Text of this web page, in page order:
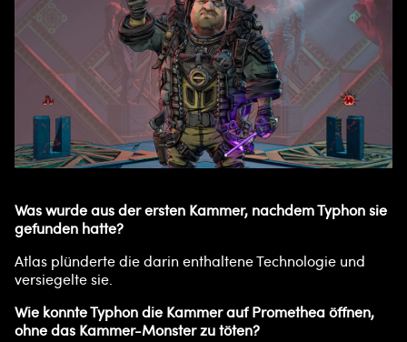
Was wurde aus der ersten Kammer, nachdem Typhon sie
gefunden hatte?
Atlas plünderte die darin enthaltene Technologie und
versiegelte sie.
Wie konnte Typhon die Kammer auf Promethea öffnen,
ohne das Kammer-Monster zu töten?